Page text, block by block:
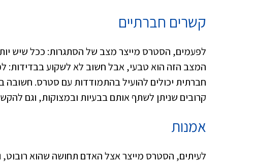
קשרים חברתיים
לפעמים, הסטרס מייצר מצב של הסתגרות: ככל שיש
המצב הזה הוא טבעי, אבל חשוב לא לשקוע בבדידות:
חברתית יכולים להועיל בהתמודדות עם סטרס. חשובה
קרובים שניתן לשתף אותם בבעיות ובמצוקות, וגם
אמנות
לעיתים, הסטרס מייצר אצל האדם תחושה שהוא